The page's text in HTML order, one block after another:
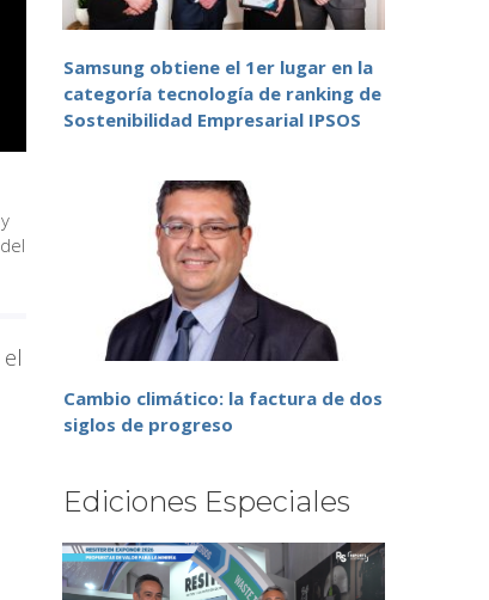
Samsung obtiene el 1er lugar en la
categoría tecnología de ranking de
Sostenibilidad Empresarial IPSOS
Cambio climático: la factura de dos
siglos de progreso
Ediciones Especiales